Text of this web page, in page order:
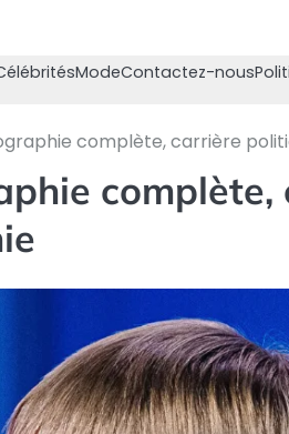
ModeContactez-nous
complète, carrière